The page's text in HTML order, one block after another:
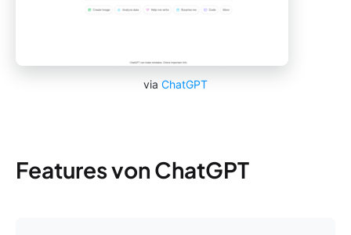
via ChatGPT
Features von ChatGPT